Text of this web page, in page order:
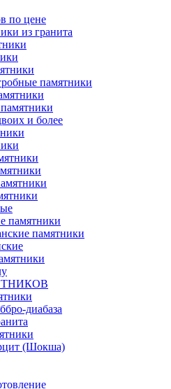
по цене
из гранита
памятники
и более
памятники
памятники
диабаза
(Шокша)